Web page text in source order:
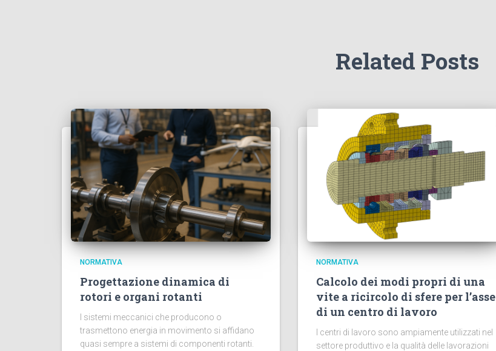
Related Posts
NORMATIVA
Progettazione dinamica di
rotori e organi rotanti
I sistemi meccanici che producono o
trasmettono energia in movimento si affidano
quasi sempre a sistemi di componenti rotanti.
NORMATIVA
Calcolo dei modi propri di una
vite a ricircolo di sfere per l’asse
di un centro di lavoro
I centri di lavoro sono ampiamente utilizzati nel
settore produttivo e la qualità delle lavorazioni